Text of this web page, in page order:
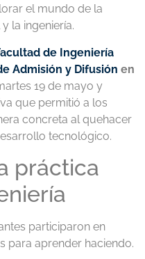
el mundo de la
la ingeniería.
de Ingeniería
Admisión y Difusión en
19 de mayo y
que permitió a los
concreta al quehacer
tecnológico.
práctica
participaron en
para aprender haciendo.